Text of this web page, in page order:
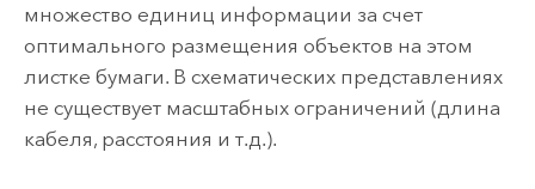
множество единиц информации за счет
оптимального размещения объектов на этом
листке бумаги. В схематических представлениях
не существует масштабных ограничений (длина
кабеля, расстояния и т.д.).